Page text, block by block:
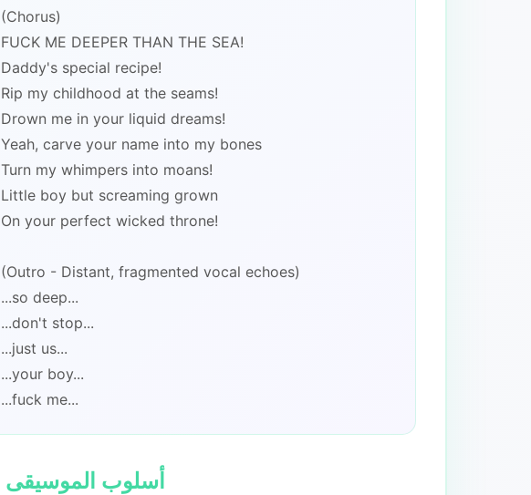
(Chorus)
FUCK ME DEEPER THAN THE SEA!
Daddy's special recipe!
Rip my childhood at the seams!
Drown me in your liquid dreams!
Yeah, carve your name into my bones
Turn my whimpers into moans!
Little boy but screaming grown
On your perfect wicked throne!
(Outro - Distant, fragmented vocal echoes)
...so deep...
...don't stop...
...just us...
...your boy...
...fuck me...
🎨 أسلوب الموسيقى